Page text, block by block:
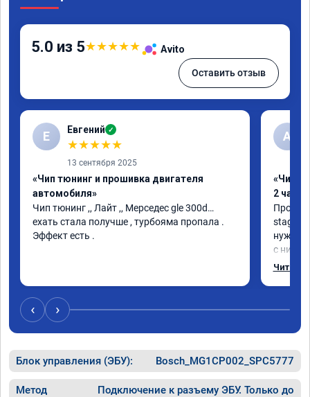
5.0 из 5★★★★★ Avito
Оставить отзыв
Е Евгений ✓
★★★★★
13 сентября 2025
«Чип тюнинг и прошивка двигателя
автомобиля»
Чип тюнинг ,, Лайт ,, Мерседес gle 300d…
ехать стала получше , турбояма пропала .
Эффект есть .
А
«Чип
2 часа»
stage
нужно:
с
Одни
Читать
‹ ›
Блок управления (ЭБУ): Bosch_MG1CP002_SPC5777
Метод
Подключение к разъему ЭБУ. Только до